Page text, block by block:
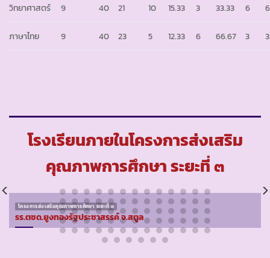
วิทยาศาสตร์ 9 40 21 10 15.33 3 33.33 6
ภาษาไทย 9 40 23 5 12.33 6 66.67 3
โรงเรียนภายในโครงการส่งเสริม
คุณภาพการศึกษา ระยะที่ ๓
โครงการส่งเสริมคุณภาพการศึกษา ระยะที่ ๓
รร.ตชด.ยูงทองรัฐประชาสรรค์ จ.สตูล